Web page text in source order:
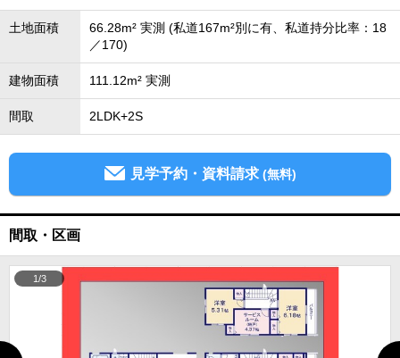
土地面積
66.28m² 実測 (私道167m²別に有、私道持分比率：18
／170)
建物面積 111.12m² 実測
間取 2LDK+2S
見学予約・資料請求 (無料)
間取・区画
1/3